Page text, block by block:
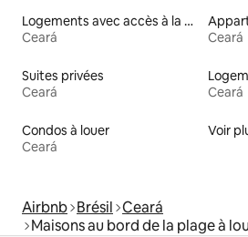
Logements avec accès à la plage
Ceará
Ceará
Suites privées
Ceará
Ceará
Condos à louer
Ceará
Voir
Airbnb Brésil Ceará
Maisons au bord de la plage à